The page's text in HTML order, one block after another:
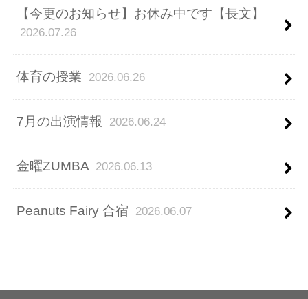
【今更のお知らせ】お休み中です【長文】
2026.07.26
体育の授業 2026.06.26
7月の出演情報 2026.06.24
金曜ZUMBA 2026.06.13
Peanuts Fairy 合宿 2026.06.07